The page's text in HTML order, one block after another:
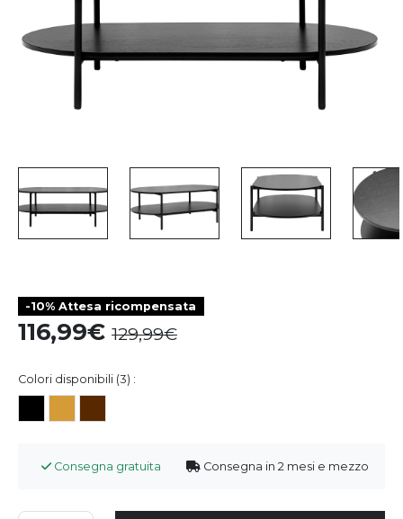
-10% Attesa ricompensata
116,99 129,99
Colori disponibili (3) :
Consegna gratuita Consegna in 2 mesi e mezzo